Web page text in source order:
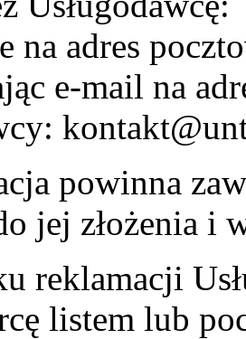
na adres
e-mail na
powinna
jej złożenia i
reklamacji
listem lub